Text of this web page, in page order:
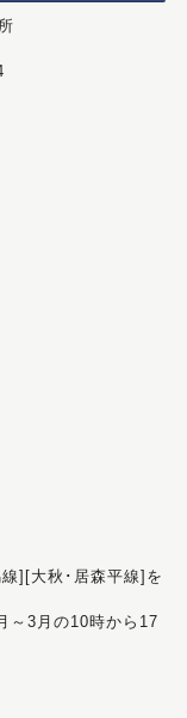
][大秋･居森平線]を
～3月の10時から17